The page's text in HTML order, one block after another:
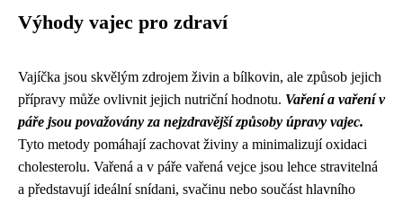
Výhody vajec pro zdraví
Vajíčka jsou skvělým zdrojem živin a bílkovin, ale způsob jejich
přípravy může ovlivnit jejich nutriční hodnotu. Vaření a vaření v
páře jsou považovány za nejzdravější způsoby úpravy vajec.
Tyto metody pomáhají zachovat živiny a minimalizují oxidaci
cholesterolu. Vařená a v páře vařená vejce jsou lehce stravitelná
a představují ideální snídani, svačinu nebo součást hlavního